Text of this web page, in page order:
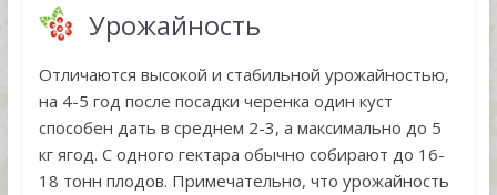
Урожайность
Отличаются высокой и стабильной урожайностью,
на 4-5 год после посадки черенка один куст
способен дать в среднем 2-3, а максимально до 5
кг ягод. С одного гектара обычно собирают до 16-
18 тонн плодов. Примечательно, что урожайность